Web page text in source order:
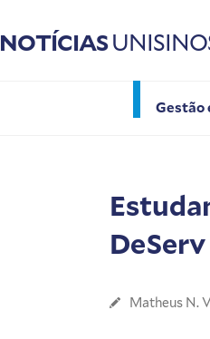
NOTÍCIAS
Gestão
DeServ
Matheus N.